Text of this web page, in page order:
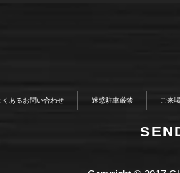
くあるお問い合わせ 迷惑駐車厳禁 ご来